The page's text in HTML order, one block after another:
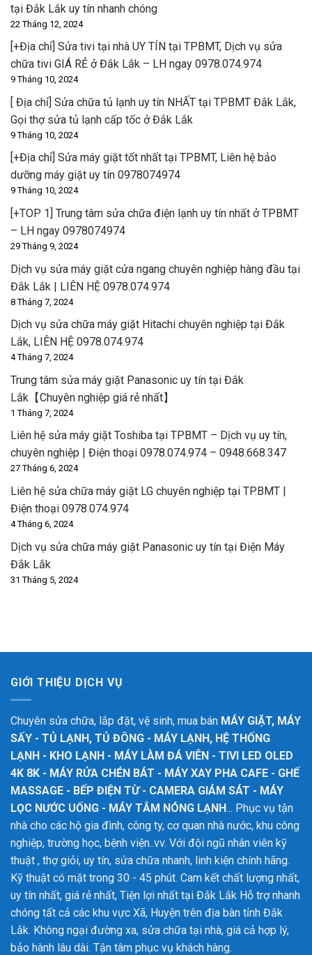
tại Đắk Lắk uy tín nhanh chóng
22 Tháng 12, 2024
[+Địa chỉ] Sửa tivi tại nhà UY TÍN tại TPBMT, Dịch vụ sửa
chữa tivi GIÁ RẺ ở Đắk Lắk – LH ngay 0978.074.974
9 Tháng 10, 2024
[ Địa chỉ] Sửa chữa tủ lạnh uy tín NHẤT tại TPBMT Đắk Lắk,
Gọi thợ sửa tủ lạnh cấp tốc ở Đắk Lắk
9 Tháng 10, 2024
[+Địa chỉ] Sửa máy giặt tốt nhất tại TPBMT, Liên hệ bảo
dưỡng máy giặt uy tín 0978074974
9 Tháng 10, 2024
[+TOP 1] Trung tâm sửa chữa điện lạnh uy tín nhất ở TPBMT
– LH ngay 0978074974
29 Tháng 9, 2024
Dịch vụ sửa máy giặt cửa ngang chuyên nghiệp hàng đầu tại
Đắk Lắk | LIÊN HỆ 0978.074.974
8 Tháng 7, 2024
Dịch vụ sửa chữa máy giặt Hitachi chuyên nghiệp tại Đắk
Lắk, LIÊN HỆ 0978.074.974
4 Tháng 7, 2024
Trung tâm sửa máy giặt Panasonic uy tín tại Đắk
Lắk【Chuyên nghiệp giá rẻ nhất】
1 Tháng 7, 2024
Liên hệ sửa máy giặt Toshiba tại TPBMT – Dịch vụ uy tín,
chuyên nghiệp | Điện thoại 0978.074.974 – 0948.668.347
27 Tháng 6, 2024
Liên hệ sửa chữa máy giặt LG chuyên nghiệp tại TP.BMT |
Điện thoại 0978.074.974
4 Tháng 6, 2024
Dịch vụ sửa chữa máy giặt Panasonic uy tín tại Điện Máy
Đắk Lắk
31 Tháng 5, 2024
GIỚI THIỆU DỊCH VỤ
Chuyên sửa chữa, lắp đặt, vệ sinh, mua bán MÁY GIẶT, MÁY
SẤY - TỦ LẠNH, TỦ ĐÔNG - MÁY LẠNH, HỆ THỐNG
LẠNH - KHO LẠNH - MÁY LÀM ĐÁ VIÊN - TIVI LED OLED
4K 8K - MÁY RỬA CHÉN BÁT - MÁY XAY PHA CAFE - GHẾ
MASSAGE - BẾP ĐIỆN TỪ - CAMERA GIÁM SÁT - MÁY
LỌC NƯỚC UỐNG - MÁY TẮM NÓNG LẠNH... Phục vụ tận
nhà cho các hộ gia đình, công ty, cơ quan nhà nước, khu công
nghiệp, trường học, bệnh viện..vv. Với đội ngũ nhân viên kỹ
thuật , thợ giỏi, uy tín, sửa chữa nhanh, linh kiện chính hãng.
Kỹ thuật có mặt trong 30 - 45 phút. Cam kết chất lượng nhất,
uy tín nhất, giá rẻ nhất, Tiện lợi nhất tại Đắk Lắk Hỗ trợ nhanh
chóng tất cả các khu vực Xã, Huyện trên địa bàn tỉnh Đắk
Lắk. Không ngại đường xa, sửa chữa tại nhà, giá cả hợp lý,
bảo hành lâu dài. Tận tâm phục vụ khách hàng.